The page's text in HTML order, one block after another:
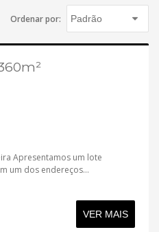
Ordenar por:
Apresentamos um lote
um dos endereços...
VER MAIS